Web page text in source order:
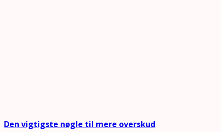
Den vigtigste nøgle til mere overskud